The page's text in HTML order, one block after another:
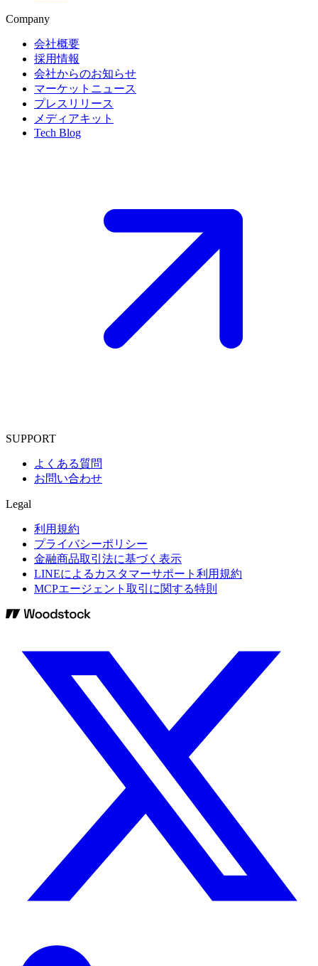
Company
会社概要
採用情報
会社からのお知らせ
マーケットニュース
プレスリリース
メディアキット
Tech Blog
SUPPORT
よくある質問
お問い合わせ
Legal
利用規約
プライバシーポリシー
金融商品取引法に基づく表示
LINEによるカスタマーサポート利用規約
MCPエージェント取引に関する特則